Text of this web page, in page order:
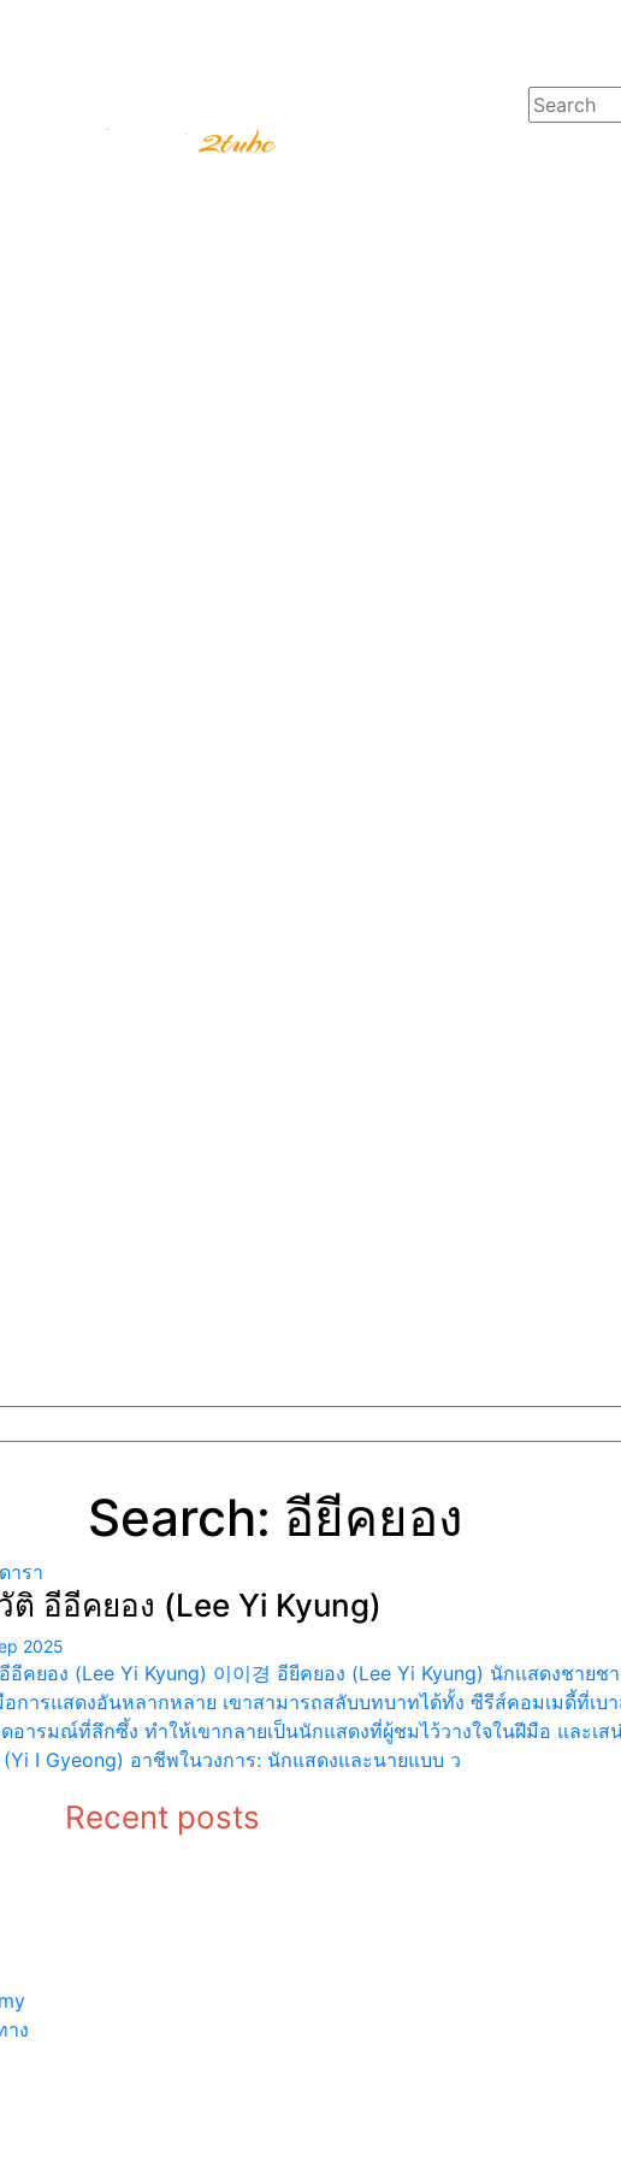
Search: อียีคยอง
ารา
ติ อีอีคยอง (Lee Yi Kyung)
2025
อีคยอง (Lee Yi Kyung) 이이경 อียีคยอง (Lee Yi Kyung) นักแสดงชาย
อการแสดงอันหลากหลาย เขาสามารถสลับบทบาทได้ทั้ง ซีรีส์คอมเมดี้ที่เบ
อารมณ์ที่ลึกซึ้ง ทำให้เขากลายเป็นนักแสดงที่ผู้ชมไว้วางใจในฝีมือ และเ
(Yi I Gyeong) อาชีพในวงการ: นักแสดงและนายแบบ ว
my
ง
Recent posts